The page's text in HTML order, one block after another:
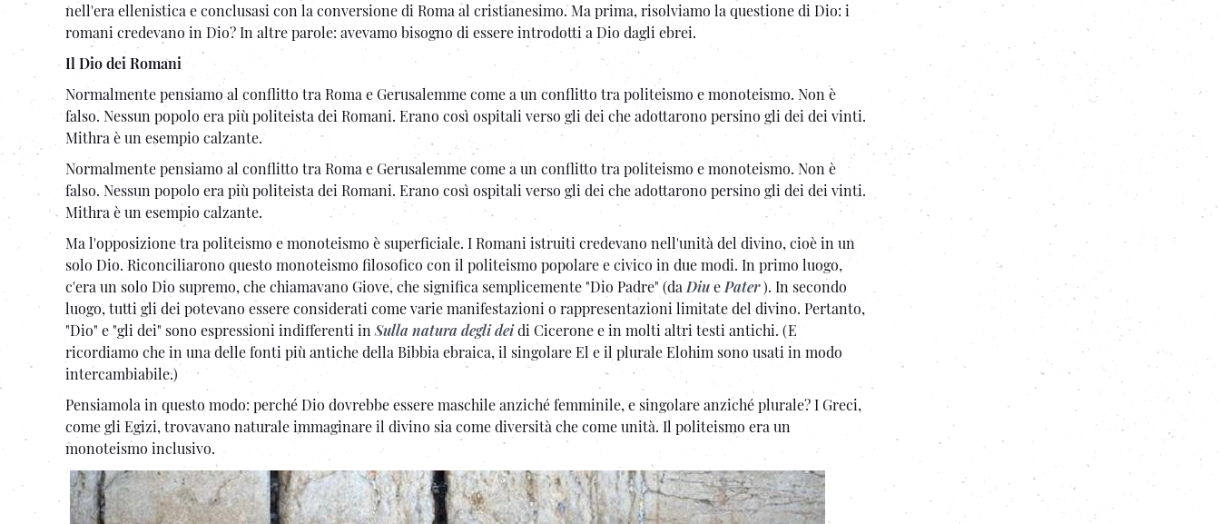
nell'era ellenistica e conclusasi con la conversione di Roma al cristianesimo. Ma prima, risolviamo la questione di Dio: i
romani credevano in Dio? In altre parole: avevamo bisogno di essere introdotti a Dio dagli ebrei.
Il Dio dei Romani
Normalmente pensiamo al conflitto tra Roma e Gerusalemme come a un conflitto tra politeismo e monoteismo. Non è
falso. Nessun popolo era più politeista dei Romani. Erano così ospitali verso gli dei che adottarono persino gli dei dei vinti.
Mithra è un esempio calzante.
Normalmente pensiamo al conflitto tra Roma e Gerusalemme come a un conflitto tra politeismo e monoteismo. Non è
falso. Nessun popolo era più politeista dei Romani. Erano così ospitali verso gli dei che adottarono persino gli dei dei vinti.
Mithra è un esempio calzante.
Ma l'opposizione tra politeismo e monoteismo è superficiale. I Romani istruiti credevano nell'unità del divino, cioè in un
solo Dio. Riconciliarono questo monoteismo filosofico con il politeismo popolare e civico in due modi. In primo luogo,
c'era un solo Dio supremo, che chiamavano Giove, che significa semplicemente "Dio Padre" (da Diue Pater). In secondo
luogo, tutti gli dei potevano essere considerati come varie manifestazioni o rappresentazioni limitate del divino. Pertanto,
"Dio" e "gli dei" sono espressioni indifferenti in Sulla natura degli deidi Cicerone e in molti altri testi antichi. (E
ricordiamo che in una delle fonti più antiche della Bibbia ebraica, il singolare El e il plurale Elohim sono usati in modo
intercambiabile.)
Pensiamola in questo modo: perché Dio dovrebbe essere maschile anziché femminile, e singolare anziché plurale? I Greci,
come gli Egizi, trovavano naturale immaginare il divino sia come diversità che come unità. Il politeismo era un
monoteismo inclusivo.